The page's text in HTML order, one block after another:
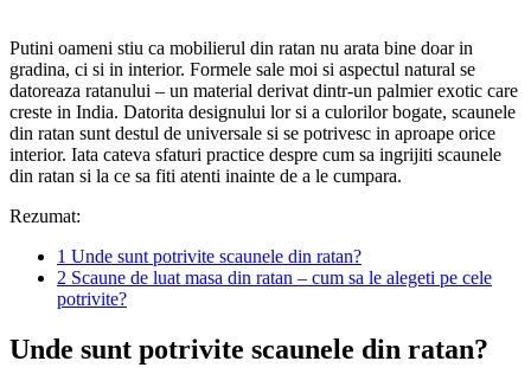
Putini oameni stiu ca mobilierul din ratan nu arata bine doar in
gradina, ci si in interior. Formele sale moi si aspectul natural se
datoreaza ratanului – un material derivat dintr-un palmier exotic care
creste in India. Datorita designului lor si a culorilor bogate, scaunele
din ratan sunt destul de universale si se potrivesc in aproape orice
interior. Iata cateva sfaturi practice despre cum sa ingrijiti scaunele
din ratan si la ce sa fiti atenti inainte de a le cumpara.
Rezumat:
1 Unde sunt potrivite scaunele din ratan?
2 Scaune de luat masa din ratan – cum sa le alegeti pe cele
potrivite?
Unde sunt potrivite scaunele din ratan?